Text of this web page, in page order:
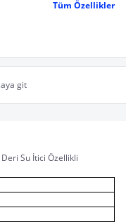
Tüm Özellikler
git
Su İtici Özellikli